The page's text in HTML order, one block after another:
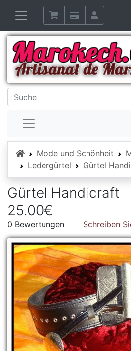
Startseite
Mode und Schönheit
Ledergürtel
Gürtel
Gürtel Handicraft
25.00€
0 Bewertungen Schreiben